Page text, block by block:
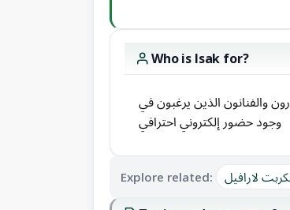
Who is Isak for?
والفنانون الذين يرغبون في
وجود حضور إلكتروني احترافي
Explore related: لارافيل